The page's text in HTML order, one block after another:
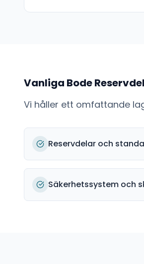
Vanliga Bode
Vi håller ett omfattande
Reservdelar och
Säkerhetssystem och